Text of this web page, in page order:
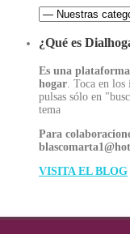
¿Qué es
Es una
hogar . Toca en
pulsas sólo en
tema
Para
VISITA EL BLOG